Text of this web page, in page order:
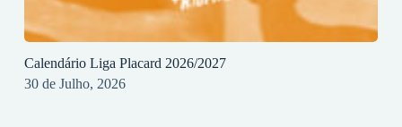
Calendário Liga Placard 2026/2027
30 de Julho, 2026